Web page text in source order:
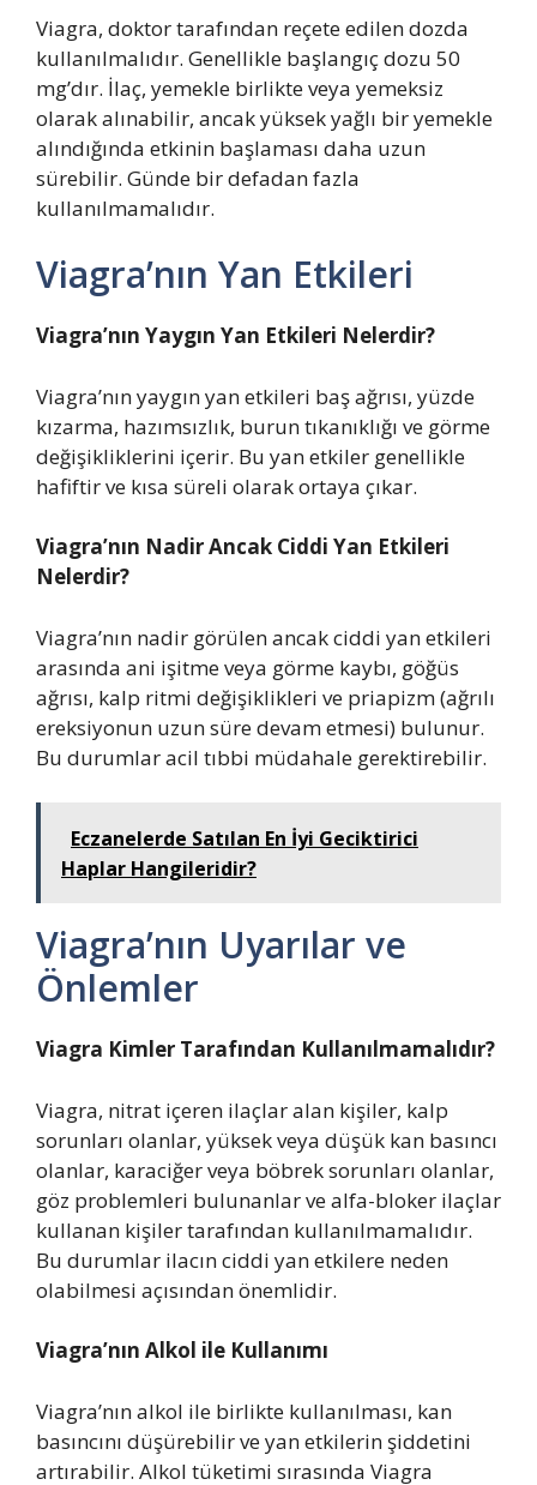
Viagra, doktor tarafından reçete edilen dozda
kullanılmalıdır. Genellikle başlangıç dozu 50
mg’dır. İlaç, yemekle birlikte veya yemeksiz
olarak alınabilir, ancak yüksek yağlı bir yemekle
alındığında etkinin başlaması daha uzun
sürebilir. Günde bir defadan fazla
kullanılmamalıdır.
Viagra’nın Yan Etkileri
Viagra’nın Yaygın Yan Etkileri Nelerdir?
Viagra’nın yaygın yan etkileri baş ağrısı, yüzde
kızarma, hazımsızlık, burun tıkanıklığı ve görme
değişikliklerini içerir. Bu yan etkiler genellikle
hafiftir ve kısa süreli olarak ortaya çıkar.
Viagra’nın Nadir Ancak Ciddi Yan Etkileri
Nelerdir?
Viagra’nın nadir görülen ancak ciddi yan etkileri
arasında ani işitme veya görme kaybı, göğüs
ağrısı, kalp ritmi değişiklikleri ve priapizm (ağrılı
ereksiyonun uzun süre devam etmesi) bulunur.
Bu durumlar acil tıbbi müdahale gerektirebilir.
Eczanelerde Satılan En İyi Geciktirici
Haplar Hangileridir?
Viagra’nın Uyarılar ve
Önlemler
Viagra Kimler Tarafından Kullanılmamalıdır?
Viagra, nitrat içeren ilaçlar alan kişiler, kalp
sorunları olanlar, yüksek veya düşük kan basıncı
olanlar, karaciğer veya böbrek sorunları olanlar,
göz problemleri bulunanlar ve alfa-bloker ilaçlar
kullanan kişiler tarafından kullanılmamalıdır.
Bu durumlar ilacın ciddi yan etkilere neden
olabilmesi açısından önemlidir.
Viagra’nın Alkol ile Kullanımı
Viagra’nın alkol ile birlikte kullanılması, kan
basıncını düşürebilir ve yan etkilerin şiddetini
artırabilir. Alkol tüketimi sırasında Viagra